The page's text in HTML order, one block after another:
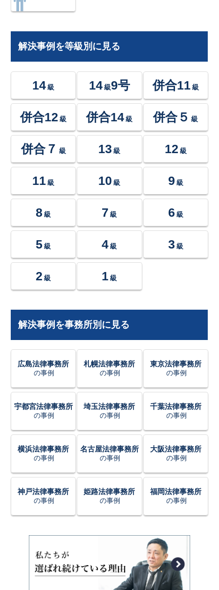
解決事例を等級別に見る
14 級 14級9号 併合11 級
併合12 級 併合14 級 併合５ 級
併合７ 級 13 級 12 級
11 級 10 級 9 級
8 級 7 級 6 級
5 級 4 級 3 級
2 級 1 級
解決事例を事務所別に見る
広島法律事務所
の事例
札幌法律事務所
の事例
東京法律事務所
の事例
宇都宮法律事務所
の事例
埼玉法律事務所
の事例
千葉法律事務所
の事例
横浜法律事務所
の事例
名古屋法律事務所
の事例
大阪法律事務所
の事例
神戸法律事務所
の事例
姫路法律事務所
の事例
福岡法律事務所
の事例